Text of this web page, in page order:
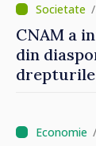
CNAM a
din
drepturile